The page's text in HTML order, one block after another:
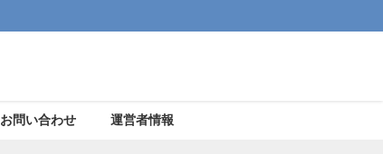
お問い合わせ 運営者情報